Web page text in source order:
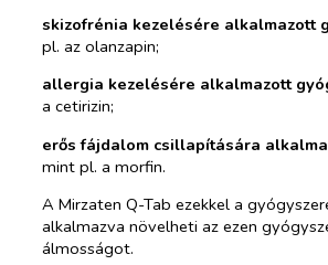
skizofrénia kezelésére alkalmazott
pl. az olanzapin;
allergia kezelésére alkalmazott
a cetirizin;
erős fájdalom csillapítására
mint pl. a morfin.
A Mirzaten Q-Tab ezekkel a
alkalmazva növelheti az ezen
álmosságot.